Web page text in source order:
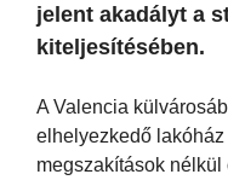
jelent akadályt a
kiteljesítésében.
A Valencia
elhelyezkedő
megszakítások